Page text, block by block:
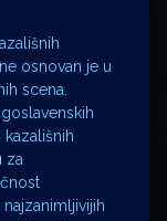
osnovan je u
scena.
kazališnih
za